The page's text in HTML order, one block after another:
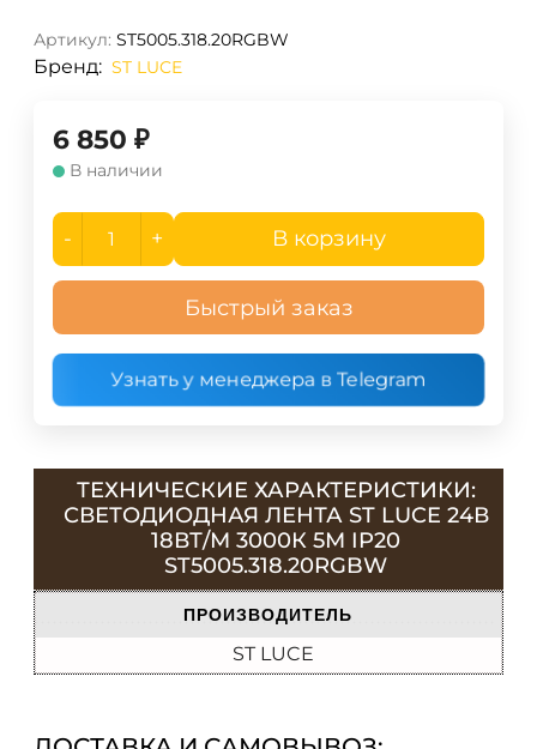
Артикул: ST5005.318.20RGBW
Бренд: ST LUCE
6 850 ₽
В наличии
- + В корзину
Быстрый заказ
Узнать у менеджера в Telegram
ТЕХНИЧЕСКИЕ ХАРАКТЕРИСТИКИ:
СВЕТОДИОДНАЯ ЛЕНТА ST LUCE 24В
18ВТ/М 3000К 5М IP20
ST5005.318.20RGBW
ПРОИЗВОДИТЕЛЬ
ST LUCE